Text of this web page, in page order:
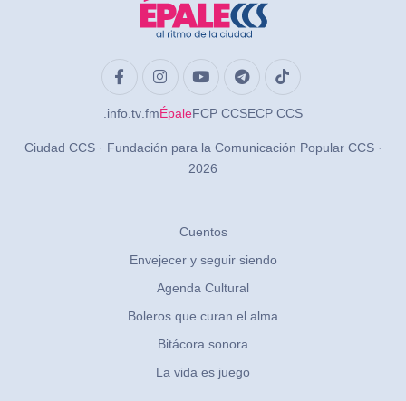
.info .tv .fmÉpaleFCP CCSECP CCS
Ciudad CCS · Fundación para la Comunicación Popular CCS ·
2026
Cuentos
Envejecer y seguir siendo
Agenda Cultural
Boleros que curan el alma
Bitácora sonora
La vida es juego